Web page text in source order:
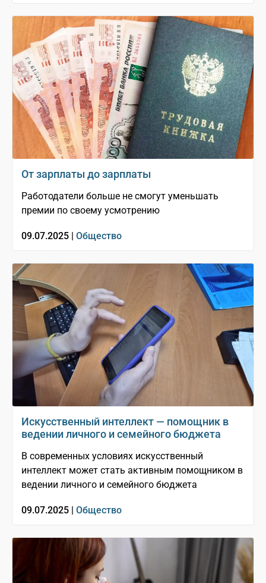
От зарплаты до зарплаты
Работодатели больше не смогут уменьшать
премии по своему усмотрению
09.07.2025 | Общество
Искусственный интеллект — помощник в
ведении личного и семейного бюджета
В современных условиях искусственный
интеллект может стать активным помощником в
ведении личного и семейного бюджета
09.07.2025 | Общество